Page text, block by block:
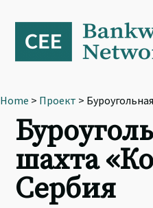
primary
navigation
content
footer
Home > Проект >
шахта
Сербия